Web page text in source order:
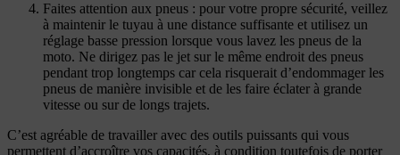
Faites attention aux pneus : pour votre propre sécurité, veillez
à maintenir le tuyau à une distance suffisante et utilisez un
réglage basse pression lorsque vous lavez les pneus de la
moto. Ne dirigez pas le jet sur le même endroit des pneus
pendant trop longtemps car cela risquerait d’endommager les
pneus de manière invisible et de les faire éclater à grande
vitesse ou sur de longs trajets.
C’est agréable de travailler avec des outils puissants qui vous
permettent d’accroître vos capacités, à condition toutefois de porter